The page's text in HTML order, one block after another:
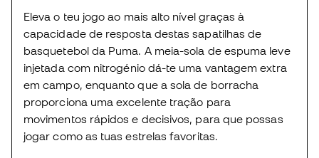
Eleva o teu jogo ao mais alto nível graças à
capacidade de resposta destas sapatilhas de
basquetebol da Puma. A meia-sola de espuma leve
injetada com nitrogénio dá-te uma vantagem extra
em campo, enquanto que a sola de borracha
proporciona uma excelente tração para
movimentos rápidos e decisivos, para que possas
jogar como as tuas estrelas favoritas.